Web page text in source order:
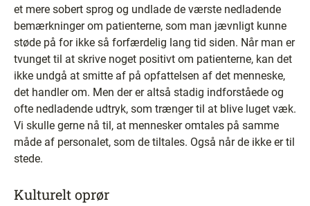
et mere sobert sprog og undlade de værste nedladende
bemærkninger om patienterne, som man jævnligt kunne
støde på for ikke så forfærdelig lang tid siden. Når man er
tvunget til at skrive noget positivt om patienterne, kan det
ikke undgå at smitte af på opfattelsen af det menneske,
det handler om. Men der er altså stadig indforståede og
ofte nedladende udtryk, som trænger til at blive luget væk.
Vi skulle gerne nå til, at mennesker omtales på samme
måde af personalet, som de tiltales. Også når de ikke er til
stede.
Kulturelt oprør